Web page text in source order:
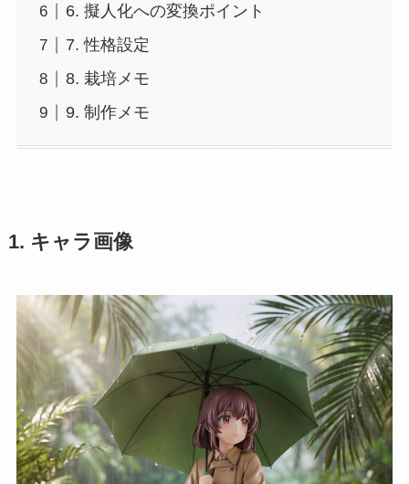
6. 擬人化への変換ポイント
7. 性格設定
8. 栽培メモ
9. 制作メモ
1. キャラ画像